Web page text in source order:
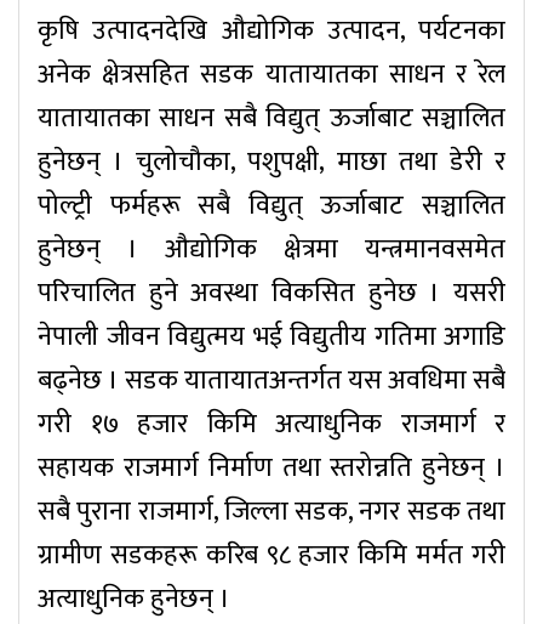
कृषि उत्पादनदेखि औद्योगिक उत्पादन, पर्यटनका
अनेक क्षेत्रसहित सडक यातायातका साधन र रेल
यातायातका साधन सबै विद्युत् ऊर्जाबाट सञ्चालित
हुनेछन् । चुलोचौका, पशुपक्षी, माछा तथा डेरी र
पोल्ट्री फर्महरू सबै विद्युत् ऊर्जाबाट सञ्चालित
हुनेछन् । औद्योगिक क्षेत्रमा यन्त्रमानवसमेत
परिचालित हुने अवस्था विकसित हुनेछ । यसरी
नेपाली जीवन विद्युत्मय भई विद्युतीय गतिमा अगाडि
बढ्नेछ । सडक यातायातअन्तर्गत यस अवधिमा सबै
गरी १७ हजार किमि अत्याधुनिक राजमार्ग र
सहायक राजमार्ग निर्माण तथा स्तरोन्नति हुनेछन् ।
सबै पुराना राजमार्ग, जिल्ला सडक, नगर सडक तथा
ग्रामीण सडकहरू करिब ९८ हजार किमि मर्मत गरी
अत्याधुनिक हुनेछन् ।